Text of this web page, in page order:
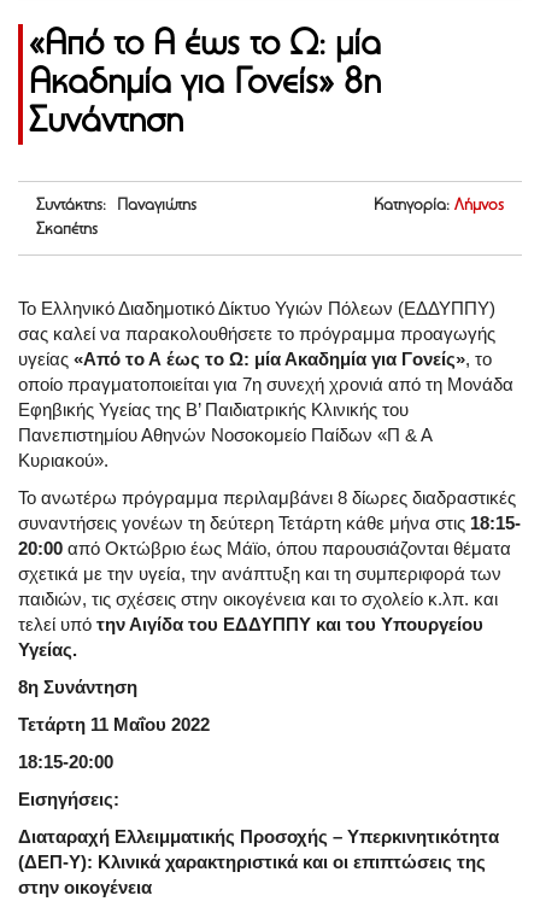
«Από το Α έως το Ω: μία
Ακαδημία για Γονείς» 8η
Συνάντηση
Συντάκτης: Παναγιώτης
Σκαπέτης
Κατηγορία: Λήμνος
Το Ελληνικό Διαδημοτικό Δίκτυο Υγιών Πόλεων (ΕΔΔΥΠΠΥ)
σας καλεί να παρακολουθήσετε το πρόγραμμα προαγωγής
υγείας «Από το Α έως το Ω: μία Ακαδημία για Γονείς», το
οποίο πραγματοποιείται για 7η συνεχή χρονιά από τη Μονάδα
Εφηβικής Υγείας της Β’ Παιδιατρικής Κλινικής του
Πανεπιστημίου Αθηνών Νοσοκομείο Παίδων «Π & Α
Κυριακού».
Το ανωτέρω πρόγραμμα περιλαμβάνει 8 δίωρες διαδραστικές
συναντήσεις γονέων τη δεύτερη Τετάρτη κάθε μήνα στις 18:15-
20:00 από Οκτώβριο έως Μάϊο, όπου παρουσιάζονται θέματα
σχετικά με την υγεία, την ανάπτυξη και τη συμπεριφορά των
παιδιών, τις σχέσεις στην οικογένεια και το σχολείο κ.λπ. και
τελεί υπό την Αιγίδα του ΕΔΔΥΠΠΥ και του Υπουργείου
Υγείας.
8η Συνάντηση
Τετάρτη 11 Μαΐου 2022
18:15-20:00
Εισηγήσεις:
Διαταραχή Ελλειμματικής Προσοχής – Υπερκινητικότητα
(ΔΕΠ-Υ): Κλινικά χαρακτηριστικά και οι επιπτώσεις της
στην οικογένεια